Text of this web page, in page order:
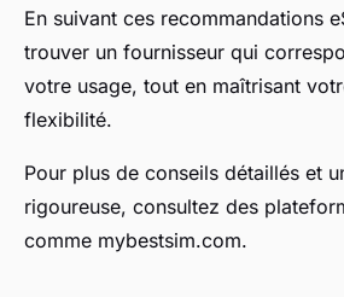
En suivant ces recommandations
trouver un fournisseur qui
votre usage, tout en maîtrisant
flexibilité.
Pour plus de conseils détaillés et
rigoureuse, consultez des
comme mybestsim.com.